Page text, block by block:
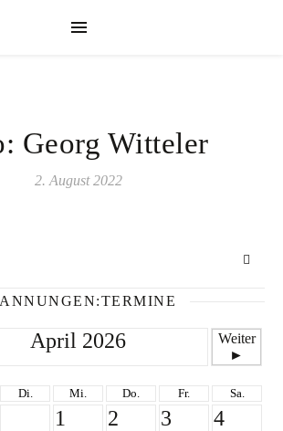
Georg Witteler
2. August 2022
April 2026
Weiter
►
Di. Mi. Do. Fr. Sa.
1 2 3 4